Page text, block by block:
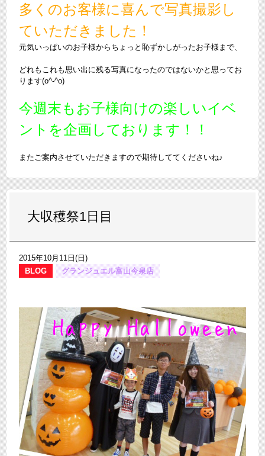
多くのお客様に喜んで写真撮影し
ていただきました！
元気いっぱいのお子様からちょっと恥ずかしがったお子様まで、
どれもこれも思い出に残る写真になったのではないかと思ってお
ります(o^-^o)
今週末もお子様向けの楽しいイベ
ントを企画しております！！
またご案内させていただきますので期待しててくださいね♪
大収穫祭1日目
2015年10月11日(日)
BLOG
グランジュエル富山今泉店